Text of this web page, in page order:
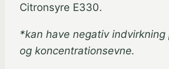
Citronsyre E330.
*kan have negativ
og koncentrationsevne.